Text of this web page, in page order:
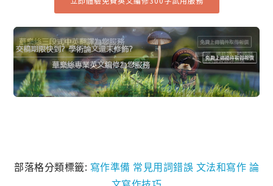
部落格分類標籤: 寫作準備 常見用詞錯誤 文法和寫作 論